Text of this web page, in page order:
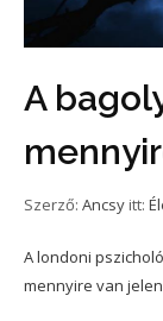
A
Szerző: Ancsy itt:
A londoni
mennyire van